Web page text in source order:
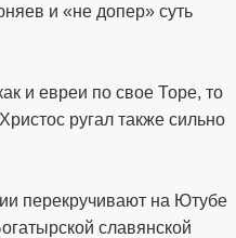
и «не допер» суть
и евреи по свое Торе, то
ругал также сильно
перекручивают на Ютубе
славянской